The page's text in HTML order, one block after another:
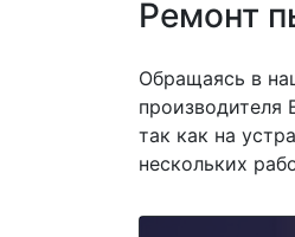
Ремонт
Обращаясь в
производителя
так как на
нескольких